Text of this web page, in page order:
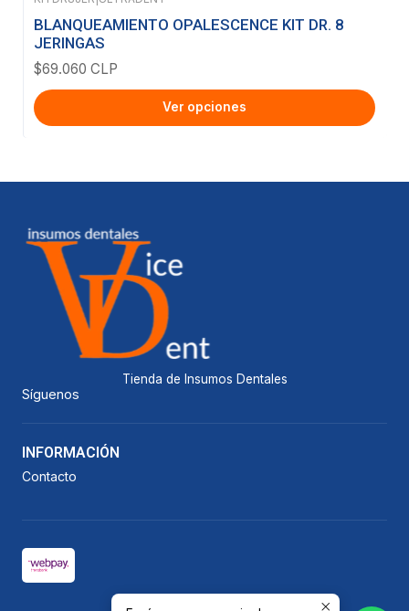
BLANQUEAMIENTO OPALESCENCE KIT DR. 8
JERINGAS
$69.060 CLP
Ver opciones
Tienda de Insumos Dentales
Síguenos
INFORMACIÓN
Contacto